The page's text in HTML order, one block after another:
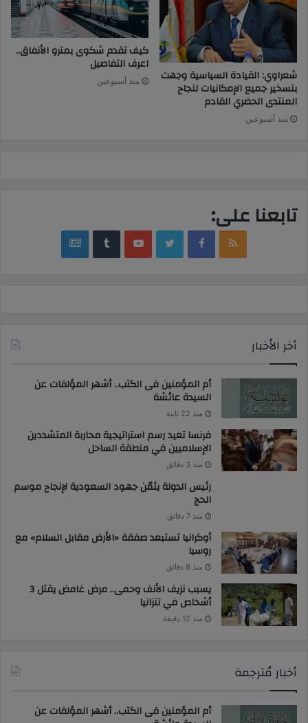
شعراوي: القيادة السياسية وجهت
بتسخير جميع الإمكانيات لنجاح
المنتدى الحضري القادم
منذ أسبوعين
كيف تقدم شكوى بمترو الأنفاق..
اعرف التفاصيل
منذ أسبوعين
تابعنا على:
RSS
Facebook
Twitter
YouTube
‏Tumblr
google
أخر الأخبار
أم المؤمنين فى الكتب.. أشهر المؤلفات عن
السيدة عائشة
منذ 22 ثانية
فرنسا تعيد رسم استراتيجية محاربة المتشددين
الإسلاميين في منطقة الساحل
منذ 3 دقائق
رئيس الدولة يثمّن جهود السعودية لإنجاح موسم
الحج
منذ 7 دقائق
أوكرانيا تستبعد صفقة «الأرض مقابل السلام» مع
روسيا
منذ 8 دقائق
يسبب نزيف الأنف وحمى.. مرض غامض يقتل 3
أشخاص في تنزانيا
منذ 12 دقيقة
أخبار مُترجمة
أم المؤمنين فى الكتب.. أشهر المؤلفات عن